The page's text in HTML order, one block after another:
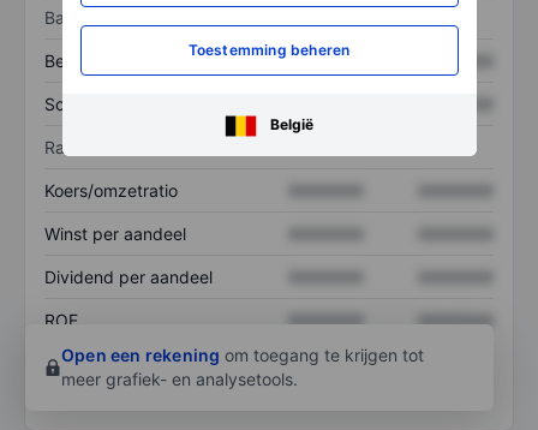
Toestemming beheren
België
Balans
Bezittingen XXXXXXX
Schulden
Ratio's
Koers/omzetratio
Winst per aandeel
Dividend per aandeel
ROE XXXXXXX
XXXXXXX
Open een rekening om toegang te krijgen tot
meer grafiek- en analysetools.